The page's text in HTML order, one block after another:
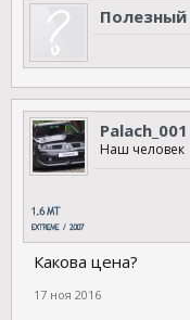
Полезный
Palach_001
Наш человек
Какова цена?
17 ноя 2016